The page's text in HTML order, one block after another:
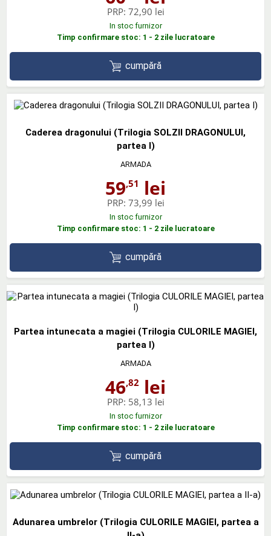
PRP: 72,90 lei
In stoc furnizor
Timp confirmare stoc: 1 - 2 zile lucratoare
cumpără
Caderea dragonului (Trilogia SOLZII DRAGONULUI,
partea I)
ARMADA
59,51 lei
PRP: 73,99 lei
In stoc furnizor
Timp confirmare stoc: 1 - 2 zile lucratoare
cumpără
Partea intunecata a magiei (Trilogia CULORILE MAGIEI,
partea I)
ARMADA
46,82 lei
PRP: 58,13 lei
In stoc furnizor
Timp confirmare stoc: 1 - 2 zile lucratoare
cumpără
Adunarea umbrelor (Trilogia CULORILE MAGIEI, partea a